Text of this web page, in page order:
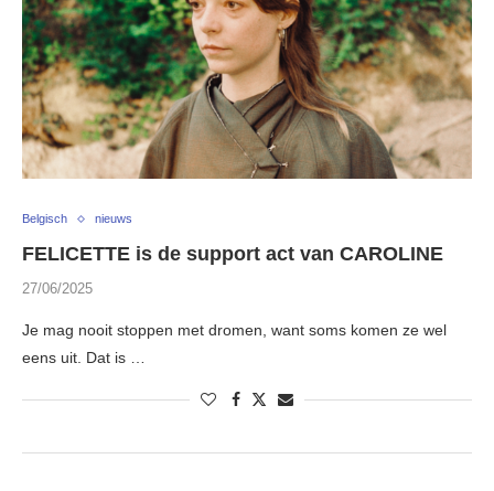
Belgisch nieuws
FELICETTE is de support act van CAROLINE
27/06/2025
Je mag nooit stoppen met dromen, want soms komen ze wel
eens uit. Dat is …